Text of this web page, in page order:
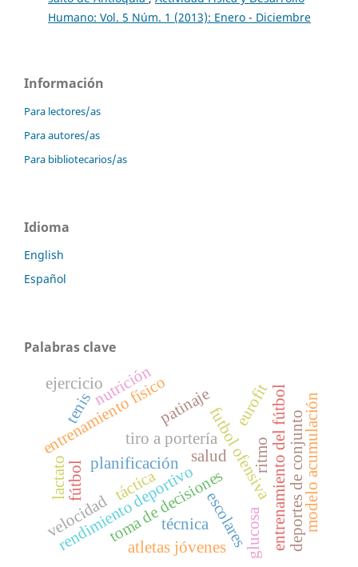
Humano: Vol. 5 Núm. 1 (2013): Enero - Diciembre
Información
Para lectores/as
Para autores/as
Para bibliotecarios/as
Idioma
English
Español
Palabras clave
entrenamiento físico
rendimiento deportivo
planificación
tiro a porteríafutbol ofensivaentrenamiento del fútbol
patinaje
táctica
toma de decisiones
fútbol
salud
escolares
eurofit
nutrición
deportes de conjunto
atletas jóvenes
modelo acumulación
técnica
velocidad
tenis
ritmo
ejercicio
glucosa
lactato